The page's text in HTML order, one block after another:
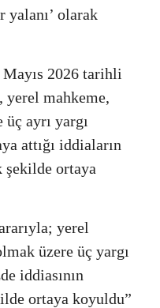
olarak
2026 tarihli
yerel mahkeme,
ayrı yargı
attığı iddiaların
ortaya
yerel
üzere üç yargı
iddiasının
ortaya koyuldu”